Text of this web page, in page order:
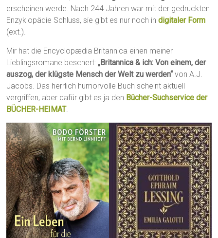
erscheinen werde. Nach 244 Jahren war mit der gedruckten
Enzyklopädie Schluss, sie gibt es nur noch indigitaler Form
(ext.).
Mir hat die Encyclopædia Britannica einen meiner
Lieblingsromane beschert:„Britannica & ich: Von einem, der
auszog, der klügste Mensch der Welt zu werden“ von A.J.
Jacobs. Das herrlich humorvolle Buch scheint aktuell
vergriffen, aber dafür gibt es ja den Bücher-Suchservice der
BÜCHER-HEIMAT.